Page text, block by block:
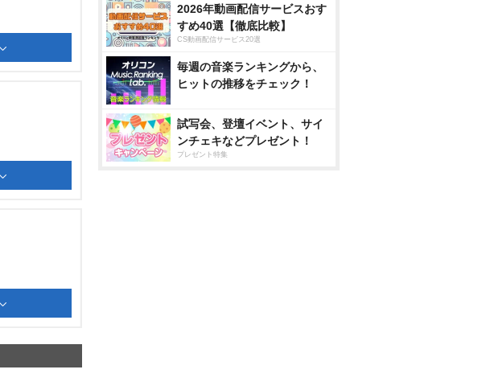
2026年動画配信サービスおす
すめ40選【徹底比較】
CS動画配信サービス20選
毎週の音楽ランキングから、
ヒットの推移をチェック！
試写会、登壇イベント、サイ
ンチェキなどプレゼント！
プレゼント特集